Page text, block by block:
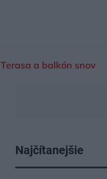
Terasa a balkón snov
Najčítanejšie